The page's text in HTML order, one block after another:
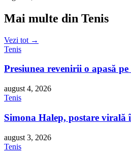
Mai multe din Tenis
Vezi tot →
Tenis
Presiunea revenirii o apasă
august 4, 2026
Tenis
Simona Halep, postare virală
august 3, 2026
Tenis